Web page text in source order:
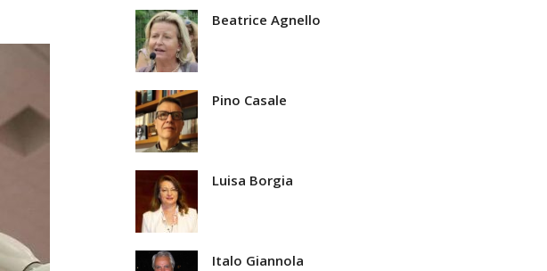
Beatrice Agnello
Pino Casale
Luisa Borgia
Italo Giannola